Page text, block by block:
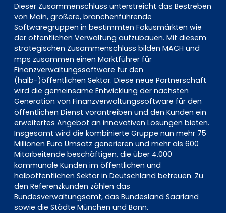
Dieser Zusammenschluss unterstreicht das Bestreben
von Main, größere, branchenführende
Softwaregruppen in bestimmten Fokusmärkten wie
der öffentlichen Verwaltung aufzubauen. Mit diesem
strategischen Zusammenschluss bilden MACH und
mps zusammen einen Marktführer für
Finanzverwaltungssoftware für den
(halb-)öffentlichen Sektor. Diese neue Partnerschaft
wird die gemeinsame Entwicklung der nächsten
Generation von Finanzverwaltungssoftware für den
öffentlichen Dienst vorantreiben und den Kunden ein
erweitertes Angebot an innovativen Lösungen bieten.
Insgesamt wird die kombinierte Gruppe nun mehr 75
Millionen Euro Umsatz generieren und mehr als 600
Mitarbeitende beschäftigen, die über 4.000
kommunale Kunden im öffentlichen und
halböffentlichen Sektor in Deutschland betreuen. Zu
den Referenzkunden zählen das
Bundesverwaltungsamt, das Bundesland Saarland
sowie die Städte München und Bonn.